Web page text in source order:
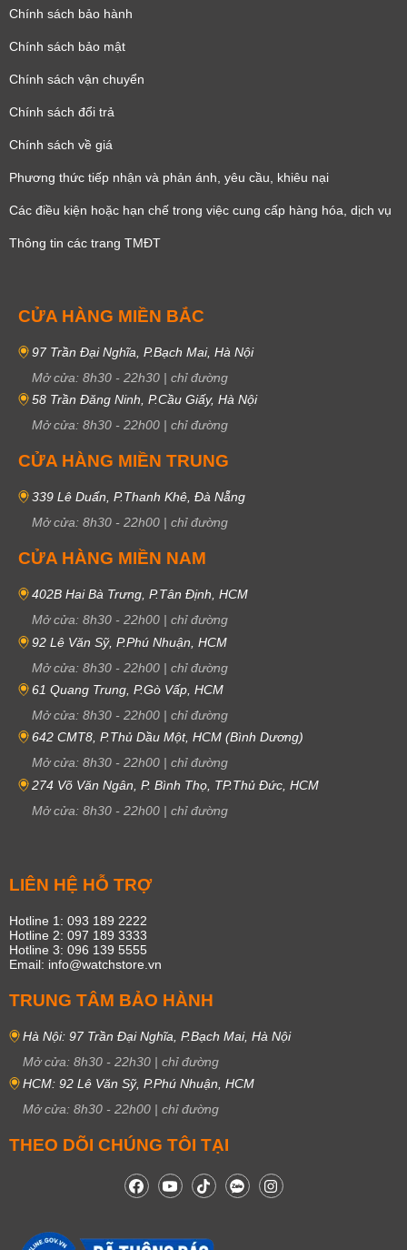
Chính sách bảo hành
Chính sách bảo mật
Chính sách vận chuyển
Chính sách đổi trả
Chính sách về giá
Phương thức tiếp nhận và phản ánh, yêu cầu, khiêu nại
Các điều kiện hoặc hạn chế trong việc cung cấp hàng hóa, dịch vụ
Thông tin các trang TMĐT
CỬA HÀNG MIỀN BẮC
97 Trần Đại Nghĩa, P.Bạch Mai, Hà Nội
Mở cửa: 8h30 - 22h30 | chỉ đường
58 Trần Đăng Ninh, P.Cầu Giấy, Hà Nội
Mở cửa: 8h30 - 22h00 | chỉ đường
CỬA HÀNG MIỀN TRUNG
339 Lê Duẩn, P.Thanh Khê, Đà Nẵng
Mở cửa: 8h30 - 22h00 | chỉ đường
CỬA HÀNG MIỀN NAM
402B Hai Bà Trưng, P.Tân Định, HCM
Mở cửa: 8h30 - 22h00 | chỉ đường
92 Lê Văn Sỹ, P.Phú Nhuận, HCM
Mở cửa: 8h30 - 22h00 | chỉ đường
61 Quang Trung, P.Gò Vấp, HCM
Mở cửa: 8h30 - 22h00 | chỉ đường
642 CMT8, P.Thủ Dầu Một, HCM (Bình Dương)
Mở cửa: 8h30 - 22h00 | chỉ đường
274 Võ Văn Ngân, P. Bình Thọ, TP.Thủ Đức, HCM
Mở cửa: 8h30 - 22h00 | chỉ đường
LIÊN HỆ HỖ TRỢ
Hotline 1: 093 189 2222
Hotline 2: 097 189 3333
Hotline 3: 096 139 5555
Email: info@watchstore.vn
TRUNG TÂM BẢO HÀNH
Hà Nội: 97 Trần Đại Nghĩa, P.Bạch Mai, Hà Nội
Mở cửa: 8h30 - 22h30 | chỉ đường
HCM: 92 Lê Văn Sỹ, P.Phú Nhuận, HCM
Mở cửa: 8h30 - 22h00 | chỉ đường
THEO DÕI CHÚNG TÔI TẠI